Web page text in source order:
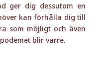
ger dig dessutom en
kan förhålla dig till
som möjligt och även
blir värre.